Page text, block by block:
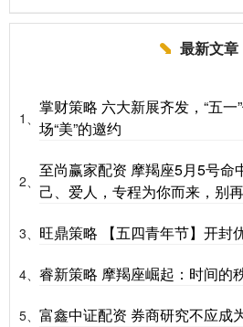
最新文章
1、
掌财策略 六大新展齐发，“五
场“美”的邀约
2、
至尚赢家配资 摩羯座5月5号命
己、爱人，专程为你而来，别
3、 旺鼎策略 【五四青年节】开封
4、 睿新策略 摩羯座崛起：时间的
5、 富鑫中证配资 券商研究不应成